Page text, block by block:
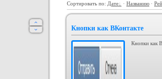
Категория :
Игровые
Сортировать по: Дате · Названию ·
Кнопки как ВКонтакте
Кнопки как